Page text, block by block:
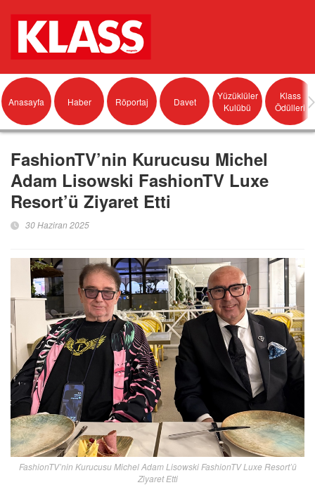
Anasayfa Haber Röportaj Davet
Yüzüklüler
Kulübü
Klass
Ödülleri
FashionTV’nin Kurucusu Michel
Adam Lisowski FashionTV Luxe
Resort’ü Ziyaret Etti
30 Haziran 2025
FashionTV’nin Kurucusu Michel Adam Lisowski FashionTV Luxe Resort’ü
Ziyaret Etti